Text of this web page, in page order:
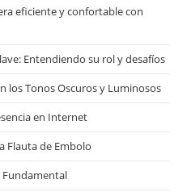
eficiente y confortable con
Entendiendo su rol y desafíos
los Tonos Oscuros y Luminosos
en Internet
Flauta de Embolo
Fundamental